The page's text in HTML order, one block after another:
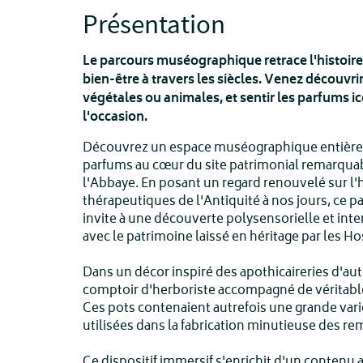
Présentation
Le parcours muséographique retrace
bien-être à travers les siècles. Venez
végétales ou animales, et sentir les parfums
l'occasion.
Découvrez un espace muséographique
parfums au cœur du site patrimonial
l'Abbaye. En posant un regard renouvelé sur
thérapeutiques de l'Antiquité à nos jours, ce
invite à une découverte polysensorielle et
avec le patrimoine laissé en héritage par les
Dans un décor inspiré des apothicaireries
comptoir d'herboriste accompagné de
Ces pots contenaient autrefois une grande
utilisées dans la fabrication minutieuse des